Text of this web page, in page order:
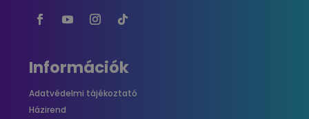
Információk
Adatvédelmi tájékoztató
Házirend